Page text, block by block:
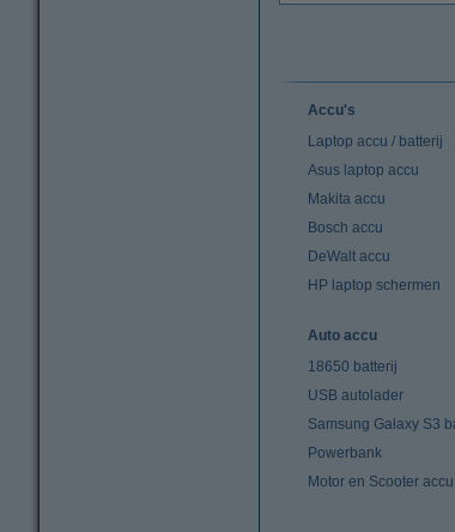
Accu's
Laptop accu / batterij
Asus laptop accu
Makita accu
Bosch accu
DeWalt accu
HP laptop schermen
Auto accu
18650 batterij
USB autolader
Samsung Galaxy S3
Powerbank
Motor en Scooter accu